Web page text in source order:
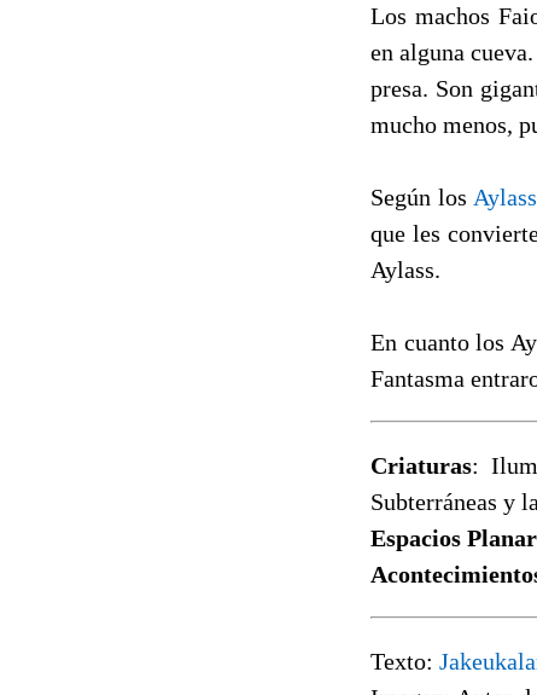
Los machos
en alguna
presa. Son
mucho menos,
Según los Aylass
que les
Aylass.
En cuanto los
Fantasma
Criaturas:
Subterráneas y
Espacios
Texto: